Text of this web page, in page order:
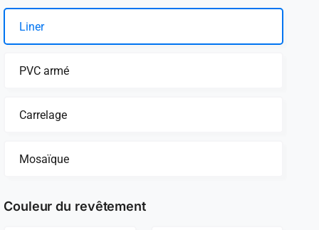
Liner
PVC armé
Carrelage
Mosaïque
Couleur du revêtement